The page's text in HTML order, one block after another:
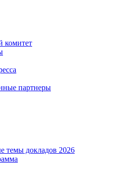
комитет
партнеры
темы докладов 2026